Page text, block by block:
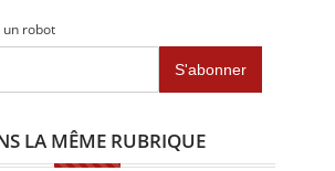
un robot
LA MÊME RUBRIQUE